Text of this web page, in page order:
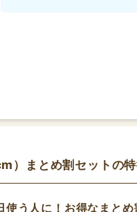
）まとめ割セットの
う人に！ お得なまとめ